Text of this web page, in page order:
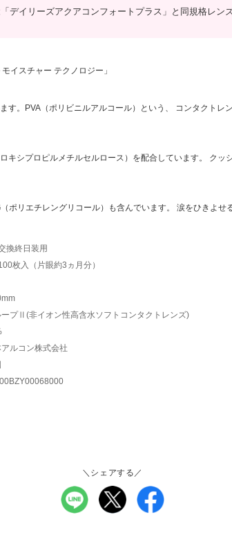
デイリーズアクアコンフォートプラス」と同規格レン
イスチャー テクノロジー」
す。PVA（ポリビニルアルコール）という、 コンタクトレ
キシプロピルメチルセルロース）を配合しています。 クッ
ポリエチレングリコール）も含んでいます。 涙をひきよせ
換終日装用
枚入（片眼約3ヵ月分）
ープⅡ(非イオン性高含水ソフトコンタクトレンズ)
アルコン株式会社
＼シェアする／